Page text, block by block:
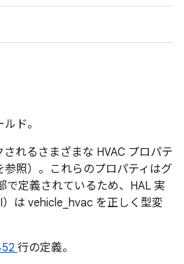
ド。
れるさまざまな HVAC プロパテ
参照）。これらのプロパティはグ
で定義されているため、HAL 実
は vehicle_hvac を正しく型変
行の定義。